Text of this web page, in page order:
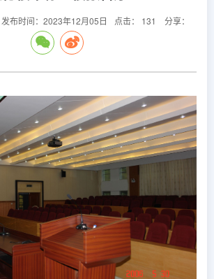
发布时间：2023年12月05日 点击： 131 分享：